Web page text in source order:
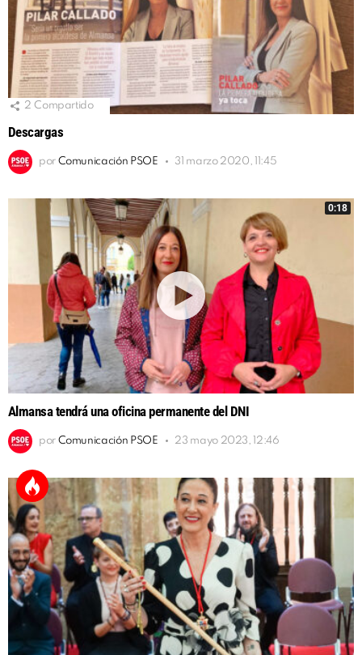
2 Compartido
Descargas
por Comunicación PSOE 31 marzo 2020, 11:45
0:18
Almansa tendrá una oficina permanente del DNI
por Comunicación PSOE 23 mayo 2023, 12:46